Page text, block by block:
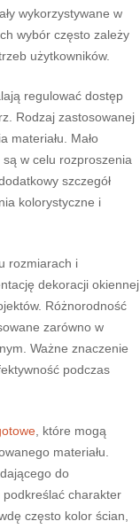
wykorzystywane w
wybór często zależy
użytkowników.
regulować dostęp
Rodzaj zastosowanej
materiału. Mało
w celu rozproszenia
szczegół
kolorystyczne i
rozmiarach i
dekoracji okiennej
Różnorodność
zarówno w
Ważne znaczenie
podczas
, które mogą
materiału.
do
podkreślać charakter
często kolor ścian,